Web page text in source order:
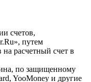
счетов,
путем
расчетный счет в
по защищенному
YooMoney и другие